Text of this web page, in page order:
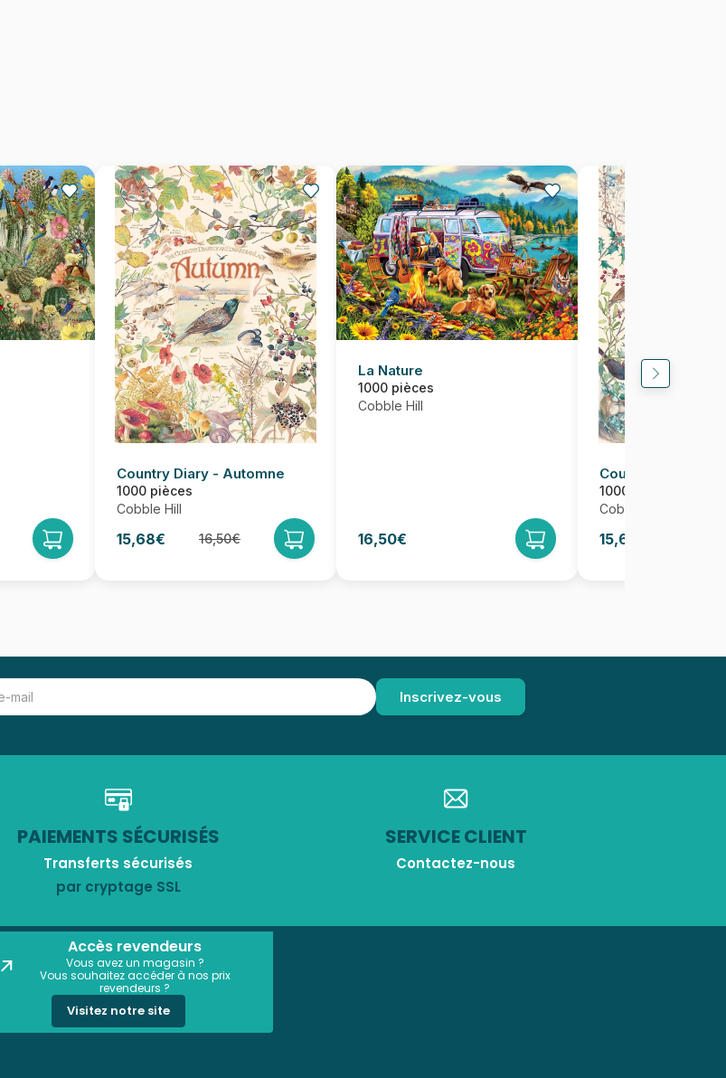
Country Diary - Automne
1000 pièces
Cobble Hill
15,68€ 16,50€
La Nature
1000 pièces
Cobble Hill
16,50€
Country Diary -
1000 pièces
Cobble Hill
15,68€
PAIEMENTS SÉCURISÉS
Transferts sécurisés
par cryptage SSL
SERVICE CLIENT
Contactez-nous
Accès revendeurs
Vous avez un magasin ?
Vous souhaitez accéder à nos prix
revendeurs ?
Visitez notre site